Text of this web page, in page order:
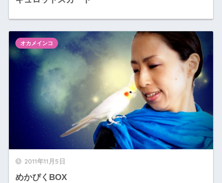
2011年11月5日
めかぴくBOX
オカメインコ